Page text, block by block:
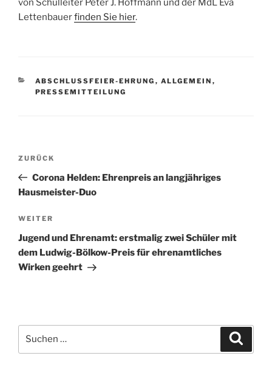
von Schulleiter Peter J. Hoffmann und der MdL Eva
Lettenbauerfinden Sie hier.
KATEGORIEN
ABSCHLUSSFEIER-EHRUNG , ALLGEMEIN ,
PRESSEMITTEILUNG
Beitragsnavigation
Vorheriger
Beitrag
ZURÜCK
Corona Helden: Ehrenpreis an langjähriges
Hausmeister-Duo
Nächster
Beitrag
WEITER
Jugend und Ehrenamt: erstmalig zwei Schüler mit
dem Ludwig-Bölkow-Preis für ehrenamtliches
Wirken geehrt
nach: